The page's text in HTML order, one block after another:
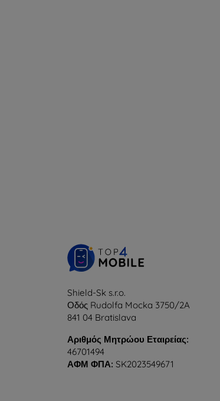
Shield-Sk s.r.o.
Οδός Rudolfa Mocka 3750/2A
841 04 Bratislava
Αριθμός Μητρώου Εταιρείας:
46701494
ΑΦΜ ΦΠΑ: SK2023549671